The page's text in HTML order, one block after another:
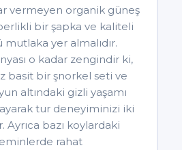
vermeyen organik güneş
bir şapka ve kaliteli
yer almalıdır.
o kadar zengindir ki,
basit bir şnorkel seti ve
altındaki gizli yaşamı
tur deneyiminizi iki
Ayrıca bazı koylardaki
rahat